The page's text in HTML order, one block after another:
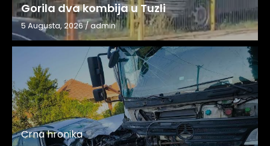
Gorila dva kombija u Tuzli
5 Augusta, 2026/admin
Crna hronika